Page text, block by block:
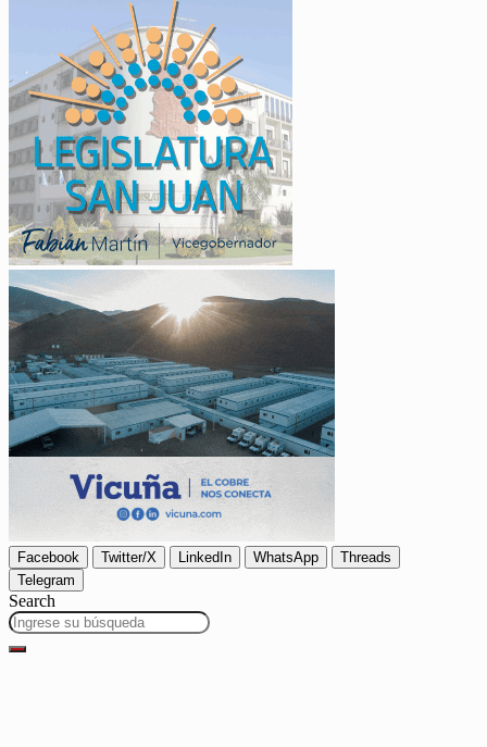
Facebook Twitter/X LinkedIn WhatsApp
Threads
Telegram
Search